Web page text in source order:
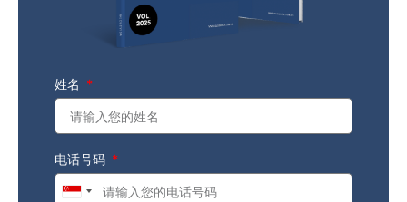
姓名
电话号码
Singapore